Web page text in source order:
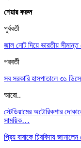
শেয়ার করুন
পুর্ববর্তী
জাল নোট দিয়ে ভারতীয়
পরবর্তী
সব সরকারি হাসপাতালে ৩১
আরো..
স্টেডিয়ামের অটোরিকশার
সাময়িক…
প্রিয় বাবাকে চিরবিদায় জানালেন